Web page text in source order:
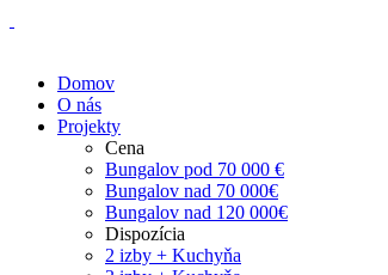
Domov
O nás
Projekty
Cena
Bungalov pod 70 000 €
Bungalov nad 70 000€
Bungalov nad 120 000€
Dispozícia
2 izby + Kuchyňa